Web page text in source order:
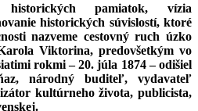
historických pamiatok, vízia
historických súvislostí, ktoré
nazveme cestovný ruch úzko
Viktorina, predovšetkým vo
rokmi – 20. júla 1874 – odišiel
národný buditeľ, vydavateľ
kultúrneho života, publicista,